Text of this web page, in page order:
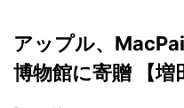
アップル、
博物館に寄贈 【増
TOPICS
5G Asana